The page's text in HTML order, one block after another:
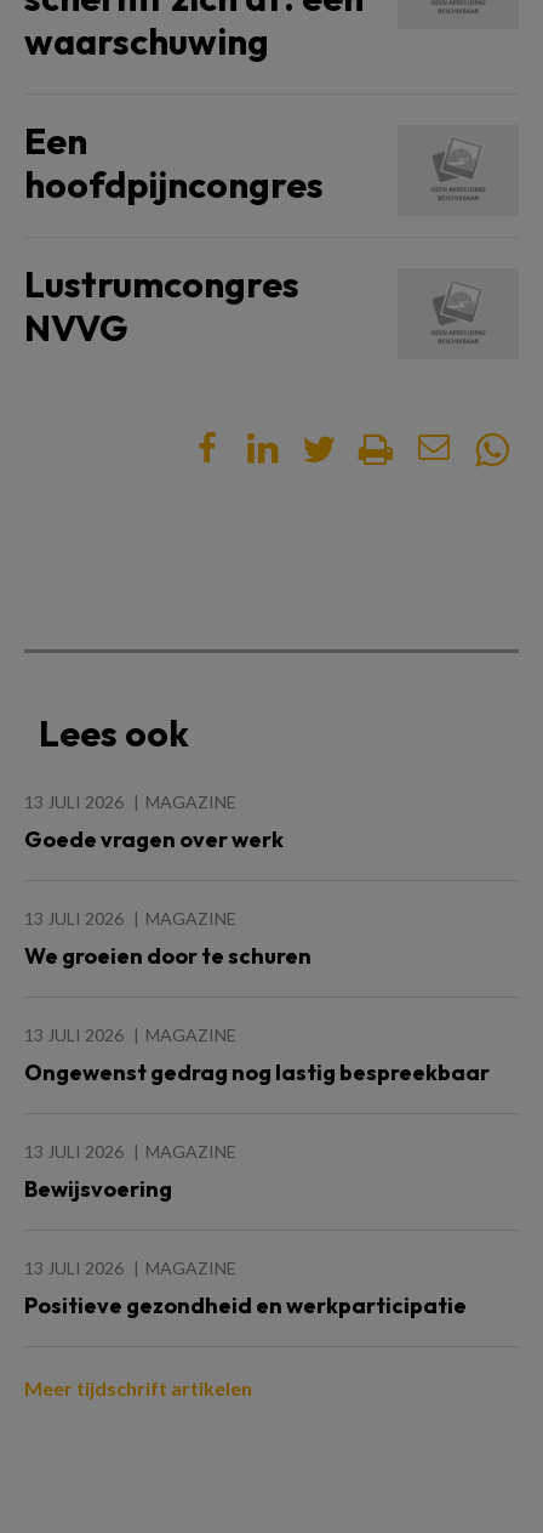
waarschuwing
Een
hoofdpijncongres
Lustrumcongres
NVVG
Lees ook
13 JULI 2026 MAGAZINE
Goede vragen over werk
13 JULI 2026 MAGAZINE
We groeien door te schuren
13 JULI 2026 MAGAZINE
Ongewenst gedrag nog lastig bespreekbaar
13 JULI 2026 MAGAZINE
Bewijsvoering
13 JULI 2026 MAGAZINE
Positieve gezondheid en werkparticipatie
Meer tijdschrift artikelen